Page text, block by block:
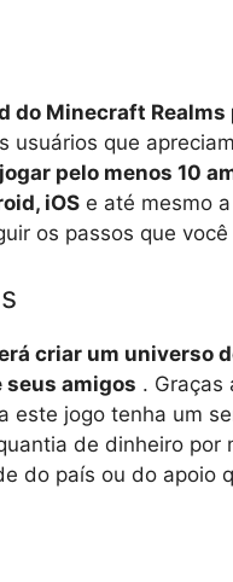
do Minecraft Realms
usuários que
pelo menos 10
iOS e até mesmo
os passos que
criar um universo
amigos . Graças
este jogo tenha um
de dinheiro por
do país ou do apoio